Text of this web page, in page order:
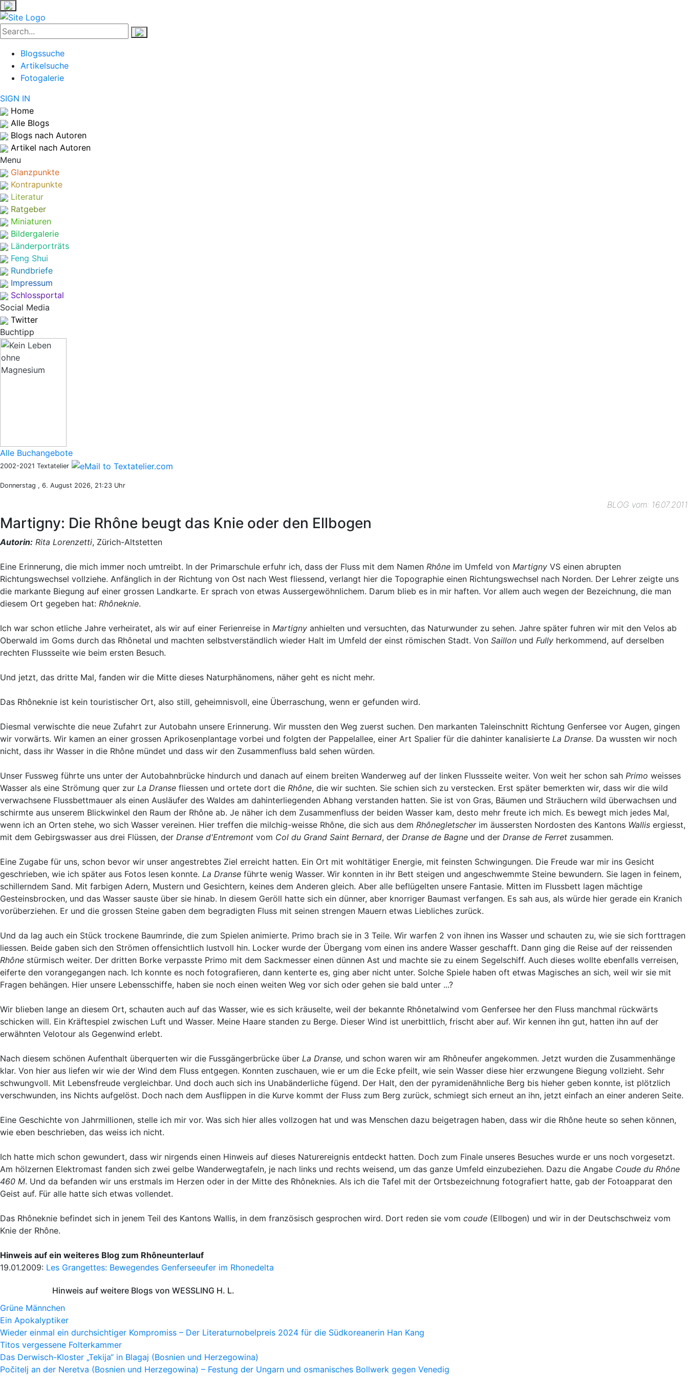
Blogssuche
Artikelsuche
Fotogalerie
SIGN IN
Home
Alle Blogs
Blogs nach Autoren
Artikel nach Autoren
Menu
Glanzpunkte
Kontrapunkte
Literatur
Ratgeber
Miniaturen
Bildergalerie
Länderporträts
Feng Shui
Rundbriefe
Impressum
Schlossportal
Social Media
Twitter
Buchtipp
Alle Buchangebote
2002-2021 Textatelier
Donnerstag , 6. August 2026, 21:23 Uhr
BLOG vom: 16.07.2011
Martigny: Die Rhône beugt das Knie oder den Ellbogen
Autorin: Rita Lorenzetti, Zürich-Altstetten
Eine Erinnerung, die mich immer noch umtreibt. In der Primarschule erfuhr ich, dass der Fluss mit dem Namen Rhône im Umfeld von Martigny VS einen abrupten
Richtungswechsel vollziehe. Anfänglich in der Richtung von Ost nach West fliessend, verlangt hier die Topographie einen Richtungswechsel nach Norden. Der Lehrer zeigte uns
die markante Biegung auf einer grossen Landkarte. Er sprach von etwas Aussergewöhnlichem. Darum blieb es in mir haften. Vor allem auch wegen der Bezeichnung, die man
diesem Ort gegeben hat: Rhôneknie.
Ich war schon etliche Jahre verheiratet, als wir auf einer Ferienreise in Martigny anhielten und versuchten, das Naturwunder zu sehen. Jahre später fuhren wir mit den Velos ab
Oberwald im Goms durch das Rhônetal und machten selbstverständlich wieder Halt im Umfeld der einst römischen Stadt. Von Saillon und Fully herkommend, auf derselben
rechten Flussseite wie beim ersten Besuch.
Und jetzt, das dritte Mal, fanden wir die Mitte dieses Naturphänomens, näher geht es nicht mehr.
Das Rhôneknie ist kein touristischer Ort, also still, geheimnisvoll, eine Überraschung, wenn er gefunden wird.
Diesmal verwischte die neue Zufahrt zur Autobahn unsere Erinnerung. Wir mussten den Weg zuerst suchen. Den markanten Taleinschnitt Richtung Genfersee vor Augen, gingen
wir vorwärts. Wir kamen an einer grossen Aprikosenplantage vorbei und folgten der Pappelallee, einer Art Spalier für die dahinter kanalisierte La Dranse. Da wussten wir noch
nicht, dass ihr Wasser in die Rhône mündet und dass wir den Zusammenfluss bald sehen würden.
Unser Fussweg führte uns unter der Autobahnbrücke hindurch und danach auf einem breiten Wanderweg auf der linken Flussseite weiter. Von weit her schon sah Primo weisses
Wasser als eine Strömung quer zur La Dranse fliessen und ortete dort die Rhône, die wir suchten. Sie schien sich zu verstecken. Erst später bemerkten wir, dass wir die wild
verwachsene Flussbettmauer als einen Ausläufer des Waldes am dahinterliegenden Abhang verstanden hatten. Sie ist von Gras, Bäumen und Sträuchern wild überwachsen und
schirmte aus unserem Blickwinkel den Raum der Rhône ab. Je näher ich dem Zusammenfluss der beiden Wasser kam, desto mehr freute ich mich. Es bewegt mich jedes Mal,
wenn ich an Orten stehe, wo sich Wasser vereinen. Hier treffen die milchig-weisse Rhône, die sich aus dem Rhônegletscherim äussersten Nordosten des Kantons Wallis ergiesst,
mit dem Gebirgswasser aus drei Flüssen, der Dranse d'Entremont vom Col du Grand Saint Bernard, der Dranse de Bagne und der Dranse de Ferret zusammen.
Eine Zugabe für uns, schon bevor wir unser angestrebtes Ziel erreicht hatten. Ein Ort mit wohltätiger Energie, mit feinsten Schwingungen. Die Freude war mir ins Gesicht
geschrieben, wie ich später aus Fotos lesen konnte. La Dranse führte wenig Wasser. Wir konnten in ihr Bett steigen und angeschwemmte Steine bewundern. Sie lagen in feinem,
schillerndem Sand. Mit farbigen Adern, Mustern und Gesichtern, keines dem Anderen gleich. Aber alle beflügelten unsere Fantasie. Mitten im Flussbett lagen mächtige
Gesteinsbrocken, und das Wasser sauste über sie hinab. In diesem Geröll hatte sich ein dünner, aber knorriger Baumast verfangen. Es sah aus, als würde hier gerade ein Kranich
vorüberziehen. Er und die grossen Steine gaben dem begradigten Fluss mit seinen strengen Mauern etwas Liebliches zurück.
Und da lag auch ein Stück trockene Baumrinde, die zum Spielen animierte. Primo brach sie in 3 Teile. Wir warfen 2 von ihnen ins Wasser und schauten zu, wie sie sich forttragen
liessen. Beide gaben sich den Strömen offensichtlich lustvoll hin. Locker wurde der Übergang vom einen ins andere Wasser geschafft. Dann ging die Reise auf der reissenden
Rhône stürmisch weiter. Der dritten Borke verpasste Primo mit dem Sackmesser einen dünnen Ast und machte sie zu einem Segelschiff. Auch dieses wollte ebenfalls verreisen,
eiferte den vorangegangen nach. Ich konnte es noch fotografieren, dann kenterte es, ging aber nicht unter. Solche Spiele haben oft etwas Magisches an sich, weil wir sie mit
Fragen behängen. Hier unsere Lebensschiffe, haben sie noch einen weiten Weg vor sich oder gehen sie bald unter ...?
Wir blieben lange an diesem Ort, schauten auch auf das Wasser, wie es sich kräuselte, weil der bekannte Rhônetalwind vom Genfersee her den Fluss manchmal rückwärts
schicken will. Ein Kräftespiel zwischen Luft und Wasser. Meine Haare standen zu Berge. Dieser Wind ist unerbittlich, frischt aber auf. Wir kennen ihn gut, hatten ihn auf der
erwähnten Velotour als Gegenwind erlebt.
Nach diesem schönen Aufenthalt überquerten wir die Fussgängerbrücke über La Dranse, und schon waren wir am Rhôneufer angekommen. Jetzt wurden die Zusammenhänge
klar. Von hier aus liefen wir wie der Wind dem Fluss entgegen. Konnten zuschauen, wie er um die Ecke pfeilt, wie sein Wasser diese hier erzwungene Biegung vollzieht. Sehr
schwungvoll. Mit Lebensfreude vergleichbar. Und doch auch sich ins Unabänderliche fügend. Der Halt, den der pyramidenähnliche Berg bis hieher geben konnte, ist plötzlich
verschwunden, ins Nichts aufgelöst. Doch nach dem Ausflippen in die Kurve kommt der Fluss zum Berg zurück, schmiegt sich erneut an ihn, jetzt einfach an einer anderen Seite.
Eine Geschichte von Jahrmillionen, stelle ich mir vor. Was sich hier alles vollzogen hat und was Menschen dazu beigetragen haben, dass wir die Rhône heute so sehen können,
wie eben beschrieben, das weiss ich nicht.
Ich hatte mich schon gewundert, dass wir nirgends einen Hinweis auf dieses Naturereignis entdeckt hatten. Doch zum Finale unseres Besuches wurde er uns noch vorgesetzt.
Am hölzernen Elektromast fanden sich zwei gelbe Wanderwegtafeln, je nach links und rechts weisend, um das ganze Umfeld einzubeziehen. Dazu die Angabe Coude du Rhône
460 M. Und da befanden wir uns erstmals im Herzen oder in der Mitte des Rhôneknies. Als ich die Tafel mit der Ortsbezeichnung fotografiert hatte, gab der Fotoapparat den
Geist auf. Für alle hatte sich etwas vollendet.
Das Rhôneknie befindet sich in jenem Teil des Kantons Wallis, in dem französisch gesprochen wird. Dort reden sie vom coude (Ellbogen) und wir in der Deutschschweiz vom
Knie der Rhône.
Hinweis auf ein weiteres Blog zum Rhôneunterlauf
19.01.2009: Les Grangettes: Bewegendes Genferseeufer im Rhonedelta
Hinweis auf weitere Blogs von WESSLING H. L.
Grüne Männchen
Ein Apokalyptiker
Wieder einmal ein durchsichtiger Kompromiss – Der Literaturnobelpreis 2024 für die Südkoreanerin Han Kang
Titos vergessene Folterkammer
Das Derwisch-Kloster „Tekija“ in Blagaj (Bosnien und Herzegowina)
Počitelj an der Neretva (Bosnien und Herzegowina) – Festung der Ungarn und osmanisches Bollwerk gegen Venedig